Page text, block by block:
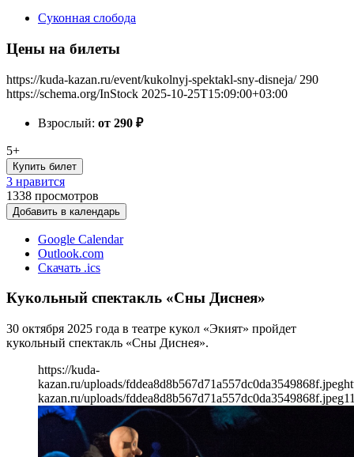
Суконная слобода
Цены на билеты
https://kuda-kazan.ru/event/kukolnyj-spektakl-sny-disneja/ 290
https://schema.org/InStock 2025-10-25T15:09:00+03:00
Взрослый: от 290 ₽
5+
Купить билет
3 нравится
1338 просмотров
Добавить в календарь
Google Calendar
Outlook.com
Скачать .ics
Кукольный спектакль «Сны Диснея»
30 октября 2025 года в театре кукол «Экият» пройдет
кукольный спектакль «Сны Диснея».
https://kuda-
kazan.ru/uploads/fddea8d8b567d71a557dc0da3549868f.jpeg
kazan.ru/uploads/fddea8d8b567d71a557dc0da3549868f.jpeg